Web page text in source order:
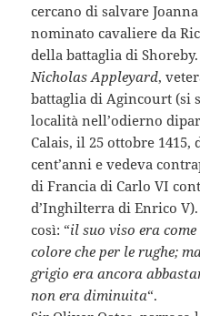
cercano di salvare
nominato cavaliere da
della battaglia di Shoreby.
Nicholas Appleyard,
battaglia di Agincourt (si
località nell’odierno
Calais, il 25 ottobre
cent’anni e vedeva
di Francia di Carlo VI
d’Inghilterra di Enrico
così: “il suo viso era
colore che per le rughe;
grigio era ancora
non era diminuita“.